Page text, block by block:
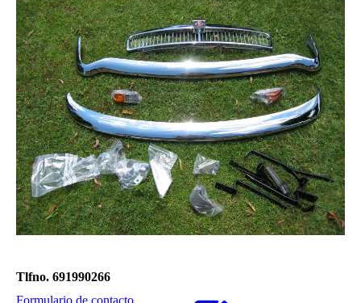
Tlfno. 691990266